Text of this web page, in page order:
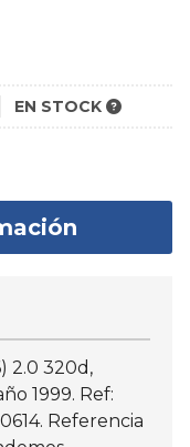
EN STOCK
2.0 320d,
1999. Ref:
Referencia